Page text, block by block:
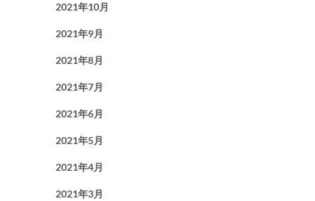
2021年10月
2021年9月
2021年8月
2021年7月
2021年6月
2021年5月
2021年4月
2021年3月